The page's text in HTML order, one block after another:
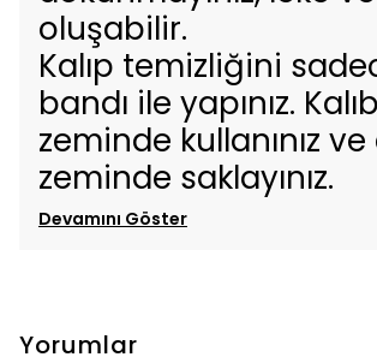
oluşabilir.
Kalıp temizliğini
bandı ile yapınız.
zeminde kullanınız ve
zeminde saklayınız.
Devamını Göster
Yorumlar